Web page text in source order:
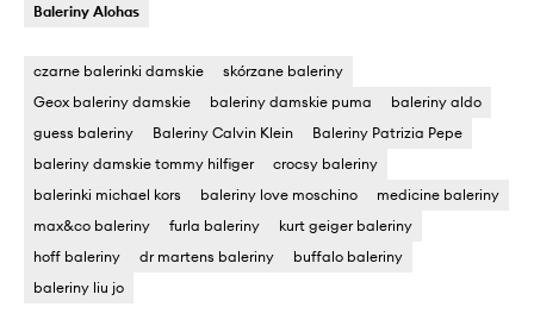
Baleriny Alohas
czarne balerinki damskie
skórzane baleriny
Geox baleriny damskie
baleriny damskie puma
baleriny aldo
guess baleriny
Baleriny Calvin Klein
Baleriny Patrizia Pepe
baleriny damskie tommy hilfiger
crocsy baleriny
balerinki michael kors
baleriny love moschino
medicine baleriny
max&co baleriny
furla baleriny
kurt geiger baleriny
hoff baleriny
dr martens baleriny
buffalo baleriny
baleriny liu jo